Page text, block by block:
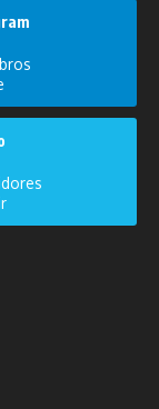
de 2025
04 de septiembre